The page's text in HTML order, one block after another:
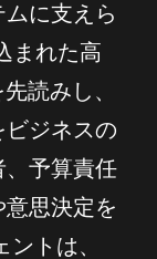
に支えら
まれた高
読みし、
ジネスの
、予算責任
思決定を
トは、